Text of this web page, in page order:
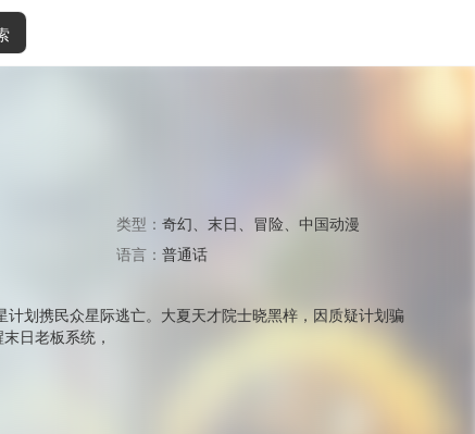
类型：奇幻 、末日 冒险 、中国动漫
语言：普通话
划携民众星际逃亡。大夏天才院士晓黑梓，因质疑计划骗
日老板系统，